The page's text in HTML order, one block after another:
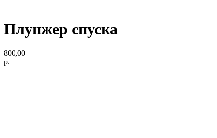
Плунжер спуска
800,00
р.